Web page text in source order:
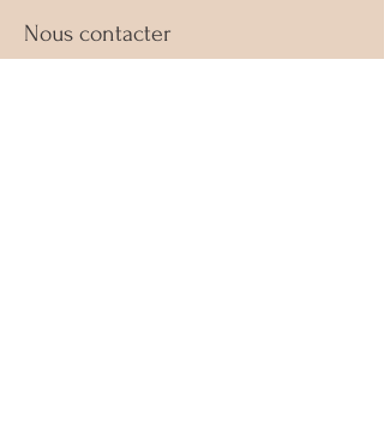
Nous contacter